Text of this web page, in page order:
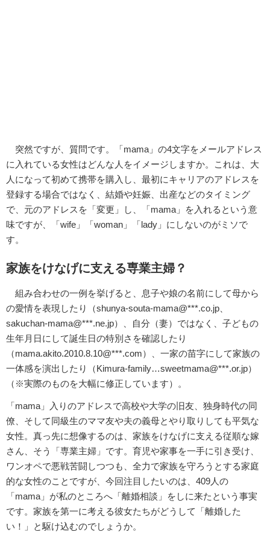
突然ですが、質問です。「mama」の4文字をメールアドレス
に入れている女性はどんな人をイメージしますか。これは、大
人になって初めて携帯を購入し、最初にキャリアのアドレスを
登録する場合ではなく、結婚や妊娠、出産などのタイミング
で、元のアドレスを「変更」し、「mama」を入れるという意
味ですが、「wife」「woman」「lady」にしないのがミソで
す。
家族をけなげに支える専業主婦？
組み合わせの一例を挙げると、息子や娘の名前にして母から
の愛情を表現したり（shunya-souta-mama@***.co.jp、
sakuchan-mama@***.ne.jp）、自分（妻）ではなく、子どもの
生年月日にして誕生日の特別さを確認したり
（mama.akito.2010.8.10@***.com）、一家の苗字にして家族の
一体感を演出したり（Kimura-family…sweetmama@***.or.jp）
（※実際のものを大幅に修正しています）。
「mama」入りのアドレスで高校や大学の旧友、独身時代の同
僚、そして同級生のママ友や夫の義母とやり取りしても平気な
女性。真っ先に想像するのは、家族をけなげに支える従順な嫁
さん、そう「専業主婦」です。育児や家事を一手に引き受け、
ワンオペで悪戦苦闘しつつも、全力で家族を守ろうとする家庭
的な女性のことですが、今回注目したいのは、409人の
「mama」が私のところへ「離婚相談」をしに来たという事実
です。家族を第一に考える彼女たちがどうして「離婚した
い！」と駆け込むのでしょうか。